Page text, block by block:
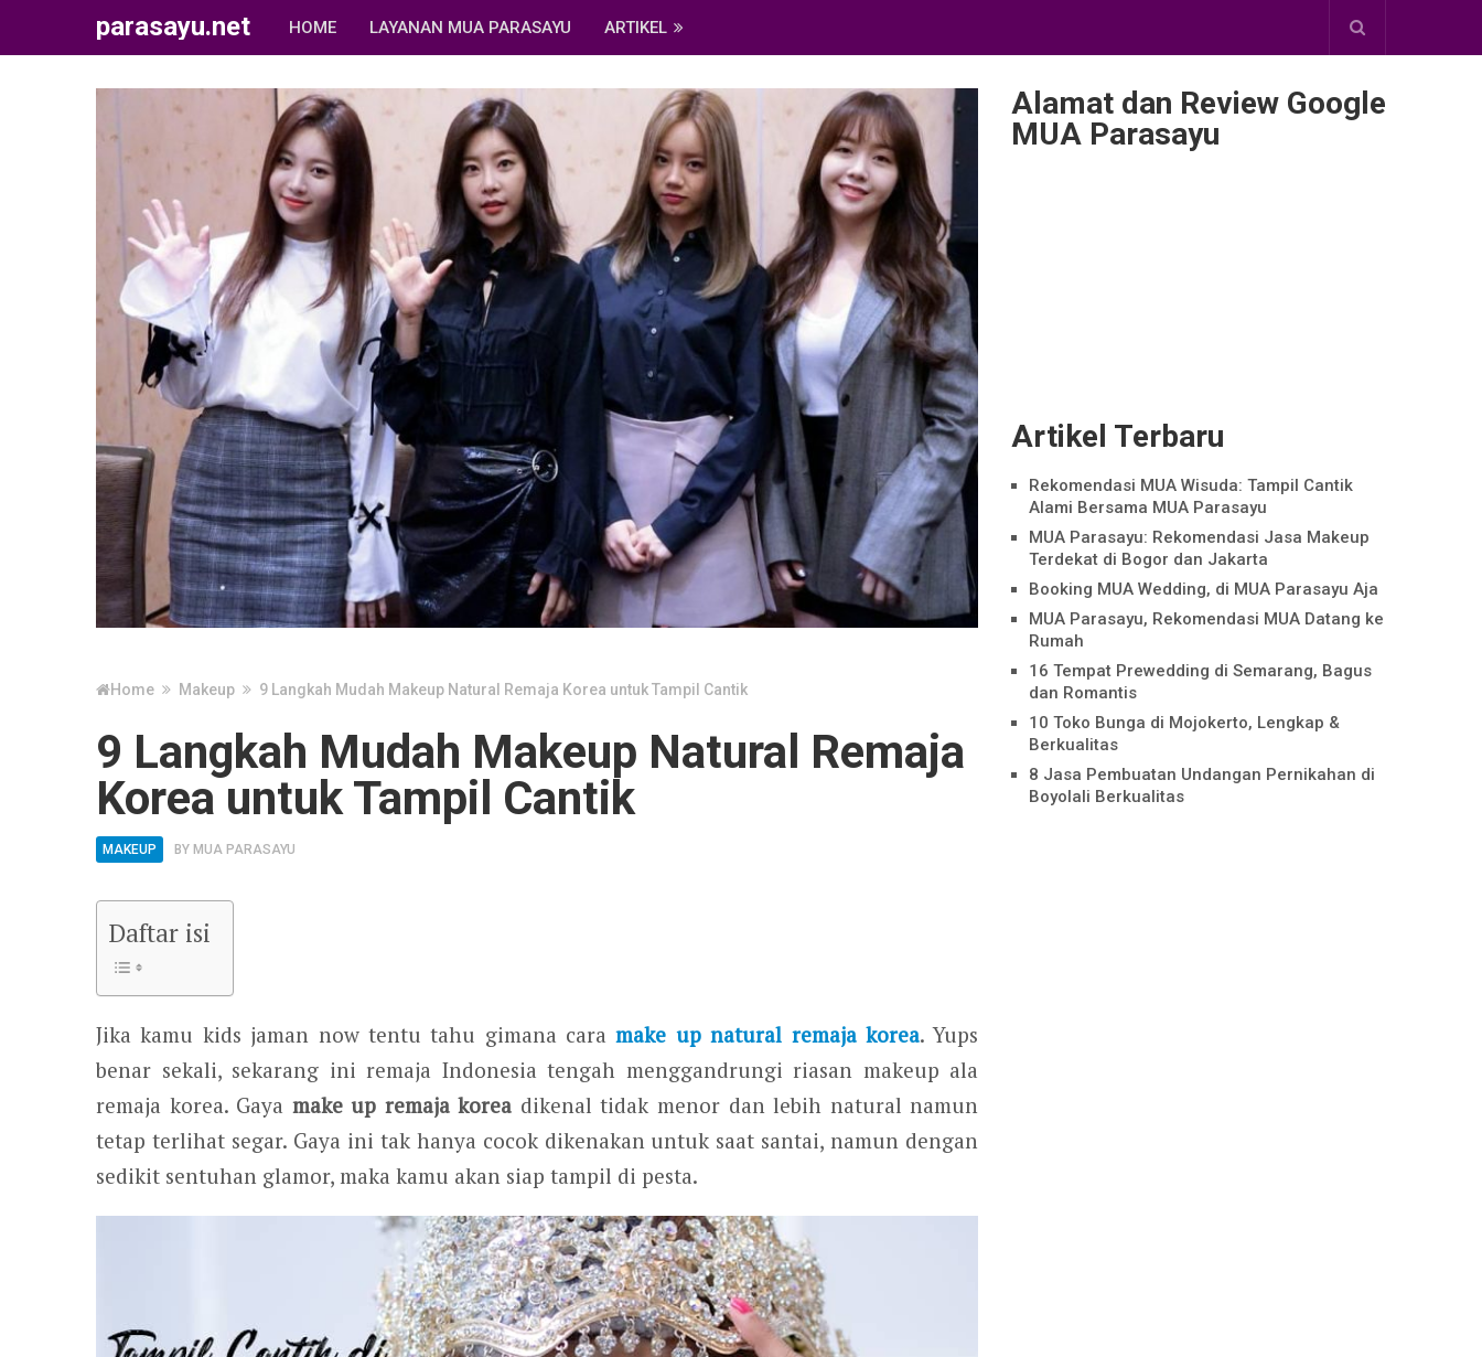
parasayu.net HOME LAYANAN MUA PARASAYU ARTIKEL
Home Makeup 9 Langkah Mudah Makeup Natural Remaja Korea untuk Tampil Cantik
9 Langkah Mudah Makeup Natural Remaja
Korea untuk Tampil Cantik
MAKEUP BY MUA PARASAYU
Daftar isi
Jika kamu kids jaman now tentu tahu gimana caramake up natural remaja korea. Yups
benar sekali, sekarang ini remaja Indonesia tengah menggandrungi riasan makeup ala
remaja korea. Gaya make up remaja korea dikenal tidak menor dan lebih natural namun
tetap terlihat segar. Gaya ini tak hanya cocok dikenakan untuk saat santai, namun dengan
sedikit sentuhan glamor, maka kamu akan siap tampil di pesta.
Alamat dan Review Google
MUA Parasayu
Artikel Terbaru
Rekomendasi MUA Wisuda: Tampil Cantik
Alami Bersama MUA Parasayu
MUA Parasayu: Rekomendasi Jasa Makeup
Terdekat di Bogor dan Jakarta
Booking MUA Wedding, di MUA Parasayu Aja
MUA Parasayu, Rekomendasi MUA Datang ke
Rumah
16 Tempat Prewedding di Semarang, Bagus
dan Romantis
10 Toko Bunga di Mojokerto, Lengkap &
Berkualitas
8 Jasa Pembuatan Undangan Pernikahan di
Boyolali Berkualitas